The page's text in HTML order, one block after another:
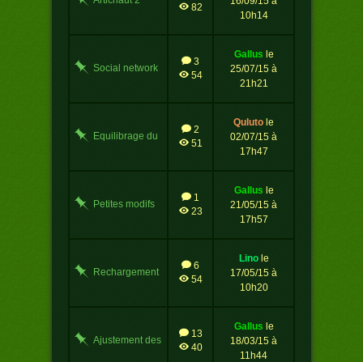
82
10h14
Social network
3
54
gallus le
25/07/15 à
21h21
Equilibrage du
2
51
quluto le
02/07/15 à
17h47
Petites modifs
1
23
gallus le
21/05/15 à
17h57
Rechargement
6
54
lino le
17/05/15 à
10h20
Ajustement des
13
40
gallus le
18/03/15 à
11h44